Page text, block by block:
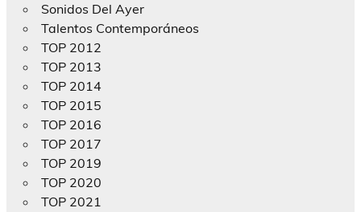
Sonidos Del Ayer
Talentos Contemporáneos
TOP 2012
TOP 2013
TOP 2014
TOP 2015
TOP 2016
TOP 2017
TOP 2019
TOP 2020
TOP 2021